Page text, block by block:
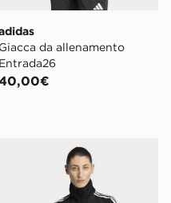
Giacca da allenamento
Entrada26
Soft Lux Slim
adidas Firebird Adilenium